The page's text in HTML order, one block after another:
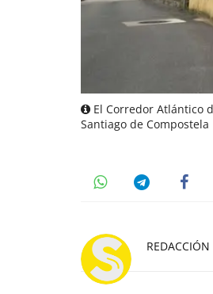
El Corredor Atlántico
Santiago de Compostela
REDACCIÓN